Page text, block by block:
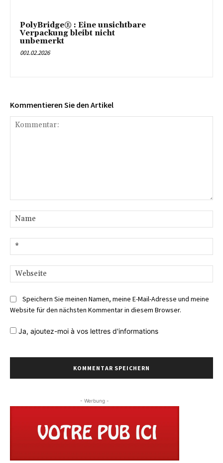
PolyBridge® : Eine unsichtbare
Verpackung bleibt nicht
unbemerkt
001.02.2026
Kommentieren Sie den Artikel
Speichern Sie meinen Namen, meine E-Mail-Adresse und meine
Website für den nächsten Kommentar in diesem Browser.
Ja, ajoutez-moi à vos lettres d'informations
- Werbung -